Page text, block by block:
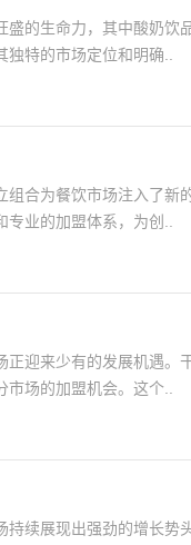
的生命力，其中酸奶饮
特的市场定位和明确..
合为餐饮市场注入了新
业的加盟体系，为创..
迎来少有的发展机遇。
场的加盟机会。这个..
续展现出强劲的增长势